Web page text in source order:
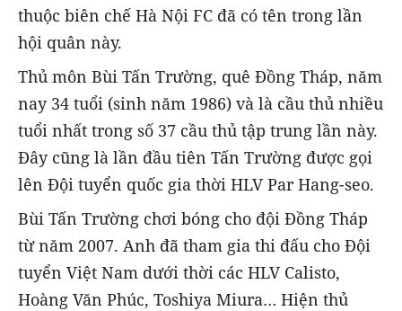
thuộc biên chế Hà Nội FC đã có tên trong lần
hội quân này.
Thủ môn Bùi Tấn Trường, quê Đồng Tháp, năm
nay 34 tuổi (sinh năm 1986) và là cầu thủ nhiều
tuổi nhất trong số 37 cầu thủ tập trung lần này.
Đây cũng là lần đầu tiên Tấn Trường được gọi
lên Đội tuyển quốc gia thời HLV Par Hang-seo.
Bùi Tấn Trường chơi bóng cho đội Đồng Tháp
từ năm 2007. Anh đã tham gia thi đấu cho Đội
tuyển Việt Nam dưới thời các HLV Calisto,
Hoàng Văn Phúc, Toshiya Miura… Hiện thủ